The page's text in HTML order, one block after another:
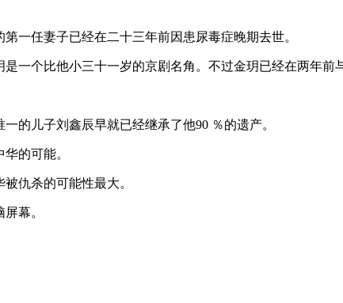
一任妻子已经在二十三年前因患尿毒症晚期去世。
一个比他小三十一岁的京剧名角。不过金玥已经在两年前
的儿子刘鑫辰早就已经继承了他90 ％的遗产。
的可能。
仇杀的可能性最大。
幕。